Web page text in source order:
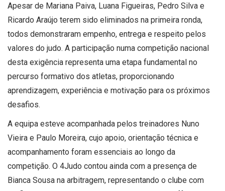
Apesar de Mariana Paiva, Luana Figueiras, Pedro Silva e
Ricardo Araújo terem sido eliminados na primeira ronda,
todos demonstraram empenho, entrega e respeito pelos
valores do judo. A participação numa competição nacional
desta exigência representa uma etapa fundamental no
percurso formativo dos atletas, proporcionando
aprendizagem, experiência e motivação para os próximos
desafios.
A equipa esteve acompanhada pelos treinadores Nuno
Vieira e Paulo Moreira, cujo apoio, orientação técnica e
acompanhamento foram essenciais ao longo da
competição. O 4Judo contou ainda com a presença de
Bianca Sousa na arbitragem, representando o clube com